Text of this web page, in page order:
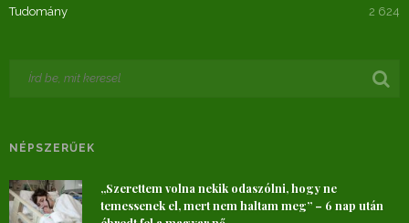
Tudomány 2 624
NÉPSZERŰEK
„Szerettem volna nekik odaszólni, hogy ne
temessenek el, mert nem haltam meg” – 6 nap után